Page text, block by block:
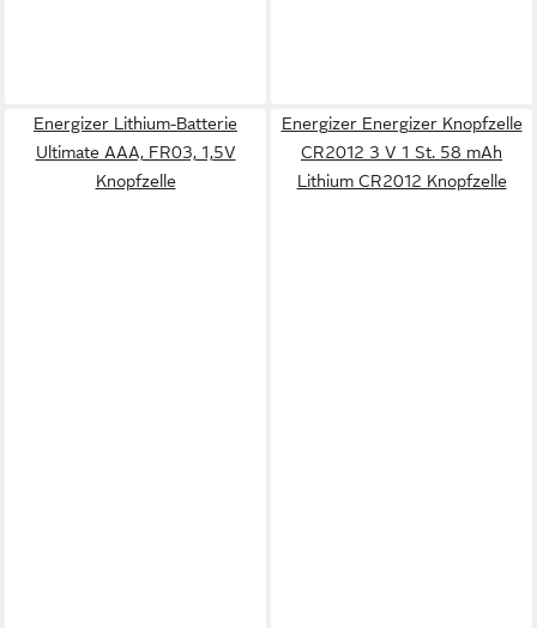
Energizer Lithium-Batterie
Ultimate AAA, FR03, 1,5V
Knopfzelle
Energizer Energizer Knopfzelle
CR2012 3 V 1 St. 58 mAh
Lithium CR2012 Knopfzelle